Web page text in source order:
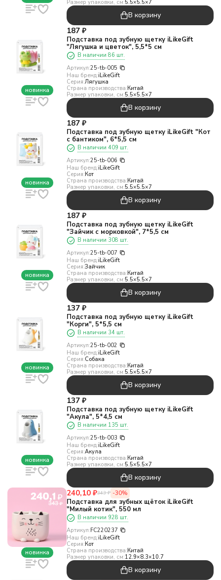
Размер упаковки, см:5.5×5.5×7
В корзину
новинка
187 ₽
Подставка под зубную щетку iLikeGift
"Лягушка и цветок", 5,5*5 см
В наличии 86 шт.
Артикул:25-tb-005
Наш бренд:iLikeGift
Серия:Лягушка
Страна производства:Китай
Размер упаковки, см:5.5×5.5×7
В корзину
новинка
187 ₽
Подставка под зубную щетку iLikeGift "Кот
с бантиком", 6*5,5 см
В наличии 409 шт.
Артикул:25-tb-006
Наш бренд:iLikeGift
Серия:Кот
Страна производства:Китай
Размер упаковки, см:5.5×5.5×7
В корзину
новинка
187 ₽
Подставка под зубную щетку iLikeGift
"Зайчик с морковкой", 7*5,5 см
В наличии 308 шт.
Артикул:25-tb-007
Наш бренд:iLikeGift
Серия:Зайчик
Страна производства:Китай
Размер упаковки, см:5.5×5.5×7
В корзину
новинка
137 ₽
Подставка под зубную щетку iLikeGift
"Корги", 5*5,5 см
В наличии 34 шт.
Артикул:25-tb-002
Наш бренд:iLikeGift
Серия:Собака
Страна производства:Китай
Размер упаковки, см:5.5×5.5×7
В корзину
новинка
137 ₽
Подставка под зубную щетку iLikeGift
"Акула", 5*4,5 см
В наличии 135 шт.
Артикул:25-tb-003
Наш бренд:iLikeGift
Серия:Акула
Страна производства:Китай
Размер упаковки, см:5.5×5.5×7
В корзину
новинка
240,10 ₽343 ₽ -30%
Подставка для зубных щёток iLikeGift
"Милый котик", 550 мл
В наличии 928 шт.
Артикул:FC220237
Наш бренд:iLikeGift
Серия:Кот
Страна производства:Китай
Размер упаковки, см:12.9×8.3×10.7
В корзину